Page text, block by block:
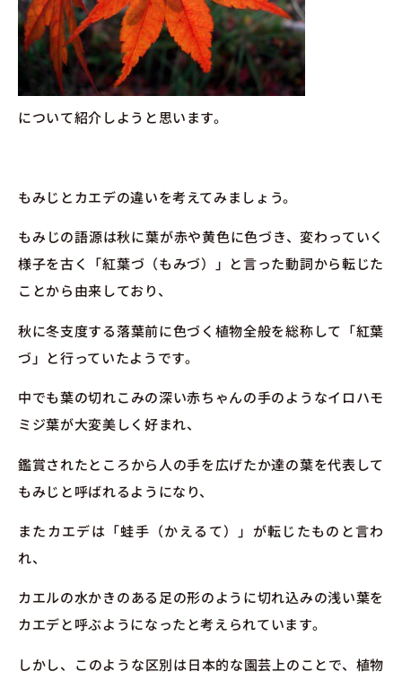
について紹介しようと思います。
もみじとカエデの違いを考えてみましょう。
もみじの語源は秋に葉が赤や黄色に色づき、変わっていく
様子を古く「紅葉づ（もみづ）」と言った動詞から転じた
ことから由来しており、
秋に冬支度する落葉前に色づく植物全般を総称して「紅葉
づ」と行っていたようです。
中でも葉の切れこみの深い赤ちゃんの手のようなイロハモ
ミジ葉が大変美しく好まれ、
鑑賞されたところから人の手を広げたか達の葉を代表して
もみじと呼ばれるようになり、
またカエデは「蛙手（かえるて）」が転じたものと言わ
れ、
カエルの水かきのある足の形のように切れ込みの浅い葉を
カエデと呼ぶようになったと考えられています。
しかし、このような区別は日本的な園芸上のことで、植物